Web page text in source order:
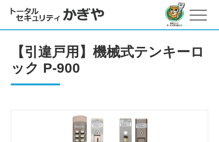
【引違戸用】機械式テンキーロ
ック P-900